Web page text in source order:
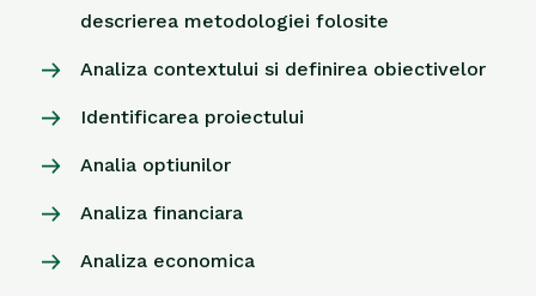
descrierea metodologiei folosite
Analiza contextului si definirea obiectivelor
Identificarea proiectului
Analia optiunilor
Analiza financiara
Analiza economica